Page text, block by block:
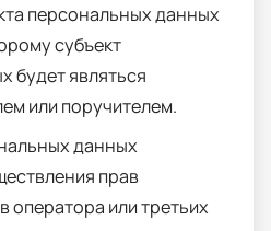
персональных данных
субъект
будет являться
или поручителем.
данных
прав
оператора или третьих